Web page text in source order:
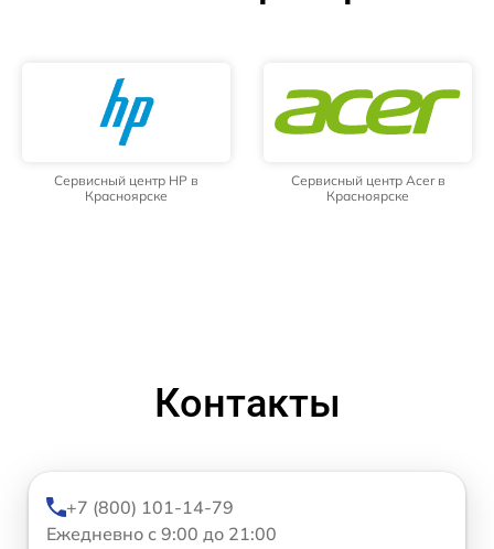
Сервисный центр HP в
Красноярске
Сервисный центр Acer в
Красноярске
Контакты
+7 (800) 101-14-79
Ежедневно с 9:00 до 21:00